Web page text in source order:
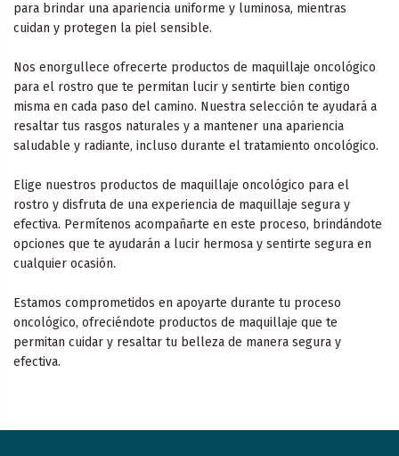
para brindar una apariencia uniforme y luminosa, mientras
cuidan y protegen la piel sensible.
Nos enorgullece ofrecerte productos de maquillaje oncológico
para el rostro que te permitan lucir y sentirte bien contigo
misma en cada paso del camino. Nuestra selección te ayudará a
resaltar tus rasgos naturales y a mantener una apariencia
saludable y radiante, incluso durante el tratamiento oncológico.
Elige nuestros productos de maquillaje oncológico para el
rostro y disfruta de una experiencia de maquillaje segura y
efectiva. Permítenos acompañarte en este proceso, brindándote
opciones que te ayudarán a lucir hermosa y sentirte segura en
cualquier ocasión.
Estamos comprometidos en apoyarte durante tu proceso
oncológico, ofreciéndote productos de maquillaje que te
permitan cuidar y resaltar tu belleza de manera segura y
efectiva.